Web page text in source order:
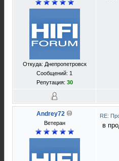
Откуда: Днепропетровск
Сообщений: 1
Репутация: 30
Andrey72
Ветеран
RE:
в